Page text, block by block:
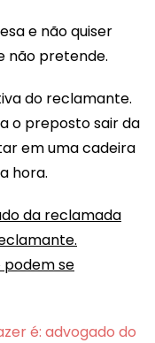
e não quiser
não pretende.
do reclamante.
o preposto sair da
em uma cadeira
hora.
da reclamada
podem se
é: advogado do